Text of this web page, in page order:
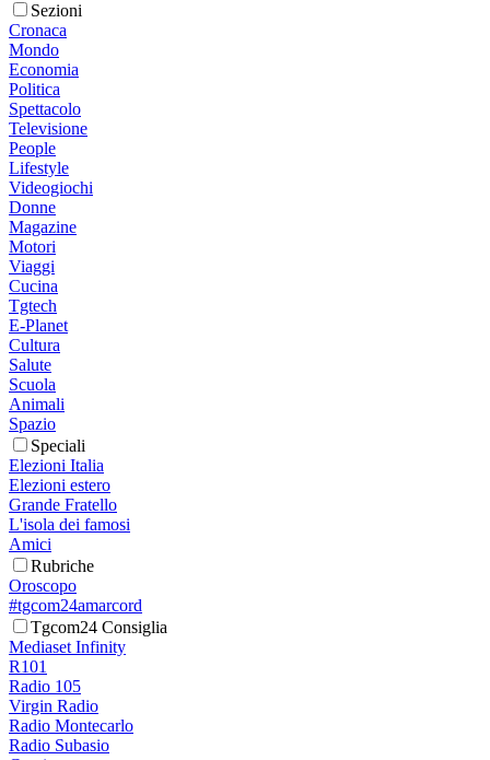
Sezioni
Cronaca
Mondo
Economia
Politica
Spettacolo
Televisione
People
Lifestyle
Videogiochi
Donne
Magazine
Motori
Viaggi
Cucina
Tgtech
E-Planet
Cultura
Salute
Scuola
Animali
Spazio
Speciali
Elezioni Italia
Elezioni estero
Grande Fratello
L'isola dei famosi
Amici
Rubriche
Oroscopo
#tgcom24amarcord
Tgcom24 Consiglia
Mediaset Infinity
R101
Radio 105
Virgin Radio
Radio Montecarlo
Radio Subasio